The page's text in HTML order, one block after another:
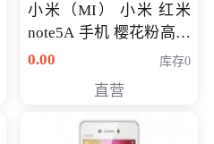
小米（MI） 小米 红米
note5A 手机 樱花粉高配
版 全网通(3G+32G)
0.00 库存0
直营